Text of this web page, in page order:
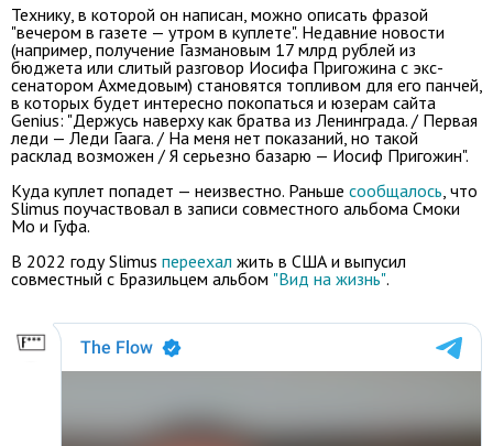
Технику, в которой он написан, можно описать фразой
"вечером в газете — утром в куплете". Недавние новости
(например, получение Газмановым 17 млрд рублей из
бюджета или слитый разговор Иосифа Пригожина с экс-
сенатором Ахмедовым) становятся топливом для его панчей,
в которых будет интересно покопаться и юзерам сайта
Genius: "Держусь наверху как братва из Ленинграда. / Первая
леди — Леди Гаага. / На меня нет показаний, но такой
расклад возможен / Я серьезно базарю — Иосиф Пригожин".
Куда куплет попадет — неизвестно. Раньше сообщалось, что
Slimus поучаствовал в записи совместного альбома Смоки
Мо и Гуфа.
В 2022 году Slimus переехал жить в США и выпусил
совместный с Бразильцем альбом "Вид на жизнь".